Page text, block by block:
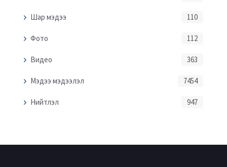
Шар мэдээ 110
Фото 112
Видео 363
Мэдээ мэдээлэл 7454
Нийтлэл 947